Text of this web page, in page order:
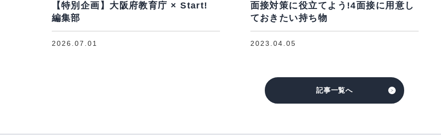
【特別企画】大阪府教育庁 × Start!
編集部
2026.07.01
面接対策に役立てよう!4面接に用意し
ておきたい持ち物
2023.04.05
記事一覧へ